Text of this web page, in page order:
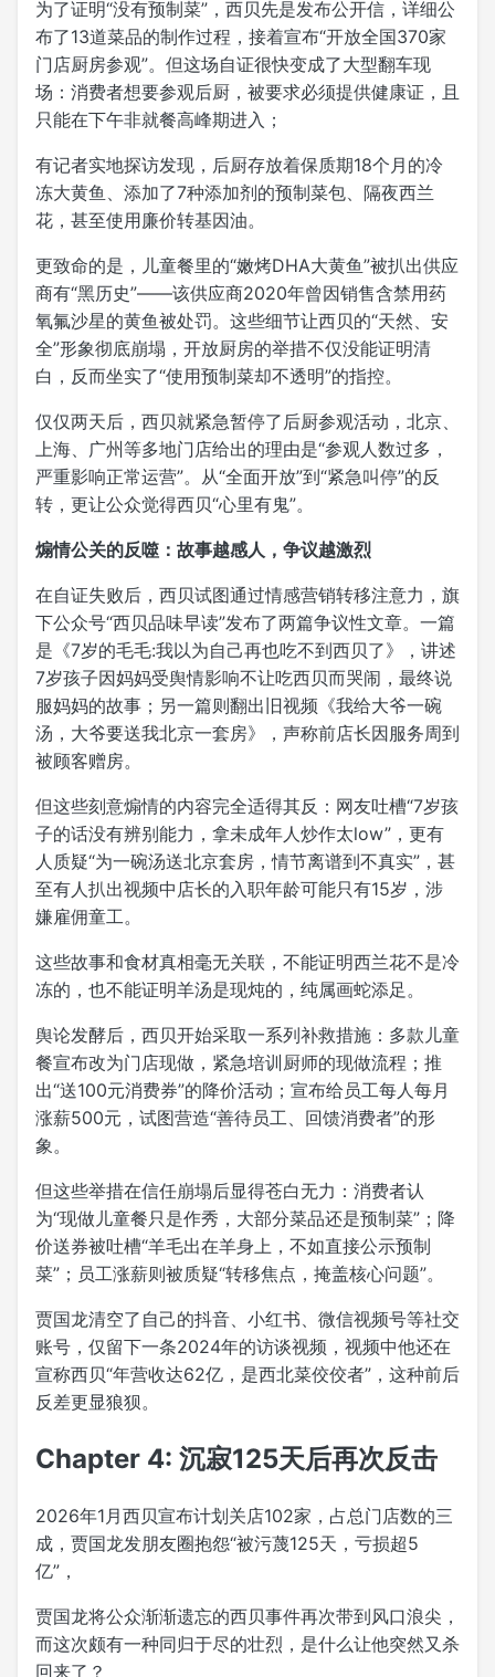
为了证明“没有预制菜”，西贝先是发布公开信，详细公
布了13道菜品的制作过程，接着宣布“开放全国370家
门店厨房参观”。但这场自证很快变成了大型翻车现
场：消费者想要参观后厨，被要求必须提供健康证，且
只能在下午非就餐高峰期进入；
有记者实地探访发现，后厨存放着保质期18个月的冷
冻大黄鱼、添加了7种添加剂的预制菜包、隔夜西兰
花，甚至使用廉价转基因油。
更致命的是，儿童餐里的“嫩烤DHA大黄鱼”被扒出供应
商有“黑历史”——该供应商2020年曾因销售含禁用药
氧氟沙星的黄鱼被处罚。这些细节让西贝的“天然、安
全”形象彻底崩塌，开放厨房的举措不仅没能证明清
白，反而坐实了“使用预制菜却不透明”的指控。
仅仅两天后，西贝就紧急暂停了后厨参观活动，北京、
上海、广州等多地门店给出的理由是“参观人数过多，
严重影响正常运营”。从“全面开放”到“紧急叫停”的反
转，更让公众觉得西贝“心里有鬼”。
煽情公关的反噬：故事越感人，争议越激烈
在自证失败后，西贝试图通过情感营销转移注意力，旗
下公众号“西贝品味早读”发布了两篇争议性文章。一篇
是《7岁的毛毛:我以为自己再也吃不到西贝了》，讲述
7岁孩子因妈妈受舆情影响不让吃西贝而哭闹，最终说
服妈妈的故事；另一篇则翻出旧视频《我给大爷一碗
汤，大爷要送我北京一套房》，声称前店长因服务周到
被顾客赠房。
但这些刻意煽情的内容完全适得其反：网友吐槽“7岁孩
子的话没有辨别能力，拿未成年人炒作太low”，更有
人质疑“为一碗汤送北京套房，情节离谱到不真实”，甚
至有人扒出视频中店长的入职年龄可能只有15岁，涉
嫌雇佣童工。
这些故事和食材真相毫无关联，不能证明西兰花不是冷
冻的，也不能证明羊汤是现炖的，纯属画蛇添足。
舆论发酵后，西贝开始采取一系列补救措施：多款儿童
餐宣布改为门店现做，紧急培训厨师的现做流程；推
出“送100元消费券”的降价活动；宣布给员工每人每月
涨薪500元，试图营造“善待员工、回馈消费者”的形
象。
但这些举措在信任崩塌后显得苍白无力：消费者认
为“现做儿童餐只是作秀，大部分菜品还是预制菜”；降
价送券被吐槽“羊毛出在羊身上，不如直接公示预制
菜”；员工涨薪则被质疑“转移焦点，掩盖核心问题”。
贾国龙清空了自己的抖音、小红书、微信视频号等社交
账号，仅留下一条2024年的访谈视频，视频中他还在
宣称西贝“年营收达62亿，是西北菜佼佼者”，这种前后
反差更显狼狈。
Chapter 4: 沉寂125天后再次反击
2026年1月西贝宣布计划关店102家，占总门店数的三
成，贾国龙发朋友圈抱怨“被污蔑125天，亏损超5
亿”，
贾国龙将公众渐渐遗忘的西贝事件再次带到风口浪尖，
而这次颇有一种同归于尽的壮烈，是什么让他突然又杀
回来了？